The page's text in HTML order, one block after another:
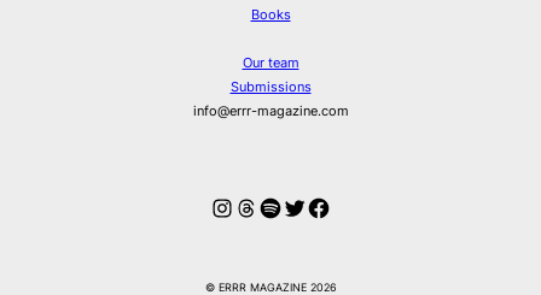
Books
Our team
Submissions
info@errr-magazine.com
Instagram
Threads
Spotify
Twitter
Facebook
© ERRR MAGAZINE 2026